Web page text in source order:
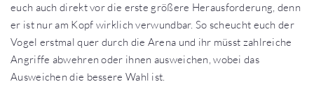
euch auch direkt vor die erste größere Herausforderung, denn
er ist nur am Kopf wirklich verwundbar. So scheucht euch der
Vogel erstmal quer durch die Arena und ihr müsst zahlreiche
Angriffe abwehren oder ihnen ausweichen, wobei das
Ausweichen die bessere Wahl ist.